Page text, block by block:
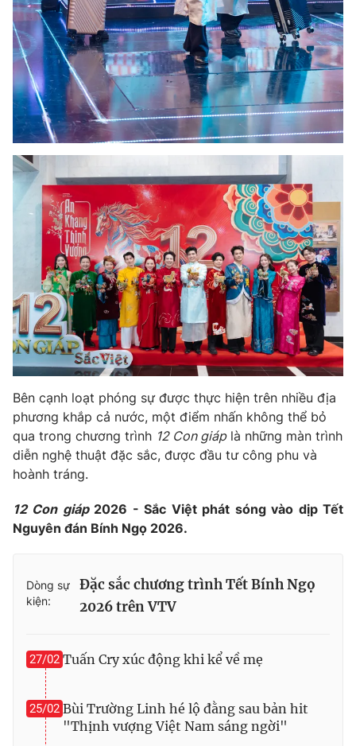
Bên cạnh loạt phóng sự được thực hiện trên nhiều địa
phương khắp cả nước, một điểm nhấn không thể bỏ
qua trong chương trình 12 Con giáplà những màn trình
diễn nghệ thuật đặc sắc, được đầu tư công phu và
hoành tráng.
12 Con giáp2026 - Sắc Việt phát sóng vào dịp Tết
Nguyên đán Bính Ngọ 2026.
Dòng sự
kiện:
Đặc sắc chương trình Tết Bính Ngọ
2026 trên VTV
27/02 Tuấn Cry xúc động khi kể về mẹ
25/02 Bùi Trường Linh hé lộ đằng sau bản hit
"Thịnh vượng Việt Nam sáng ngời"